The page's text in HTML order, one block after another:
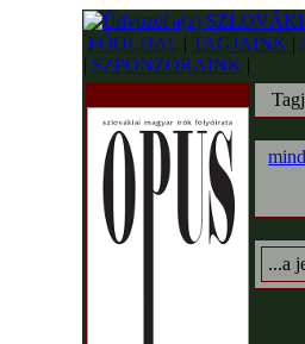
FŐOLDAL | TAGJAINK |
| SZPONZORAINK |
...a